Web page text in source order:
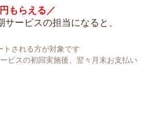
もらえる／
ービスの担当になると、
トされる方が対象です
ビスの初回実施後、翌々月末お支払い